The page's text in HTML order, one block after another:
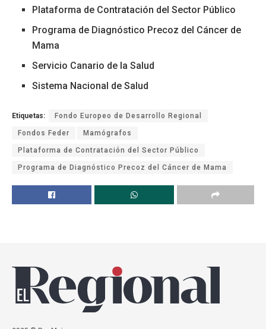
Plataforma de Contratación del Sector Público
Programa de Diagnóstico Precoz del Cáncer de
Mama
Servicio Canario de la Salud
Sistema Nacional de Salud
Etiquetas: Fondo Europeo de Desarrollo Regional
Fondos Feder Mamógrafos
Plataforma de Contratación del Sector Público
Programa de Diagnóstico Precoz del Cáncer de Mama